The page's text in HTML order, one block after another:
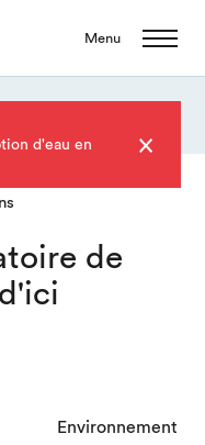
Menu
d'eau en
de
Environnement